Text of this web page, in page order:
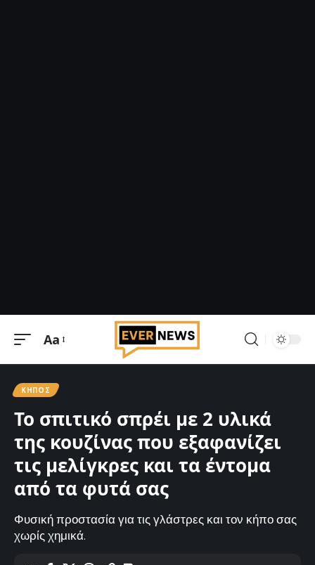
Μεγέθυνση
Aa
ΚΉΠΟΣ
Το σπιτικό σπρέι με 2 υλικά
της κουζίνας που εξαφανίζει
τις μελίγκρες και τα έντομα
από τα φυτά σας
Φυσική προστασία για τις γλάστρες και τον κήπο σας
χωρίς χημικά.